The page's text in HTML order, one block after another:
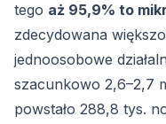
tego aż 95,9% to
zdecydowana
jednoosobowe
szacunkowo 2,6–2,7
powstało 288,8 tys.